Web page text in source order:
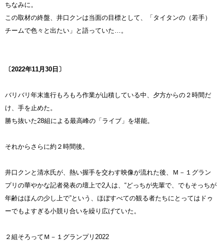
ちなみに。
この取材の終盤、井口クンは当面の目標として、「タイタンの（若手）
チームで色々と出たい」と語っていた…。
〔2022年11月30日〕
バリバリ年末進行もろもろ作業が山積している中、夕方からの２時間だ
け、手を止めた。
勝ち抜いた28組による最高峰の「ライブ」を堪能。
それからさらに約２時間後。
井口クンと清水氏が、熱い握手を交わす映像が流れた後、Ｍ－１グラン
プリの華やかな記者発表の壇上で2人は、“どっちが先輩で、でもそっちが
年齢はほんの少し上で”という、ほぼすべての観る者たちにとってはドゥ
ーでもよすぎる小競り合いを繰り広げていた。
２組そろってＭ－１グランプリ2022